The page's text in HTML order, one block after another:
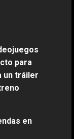
para
un tráiler
en